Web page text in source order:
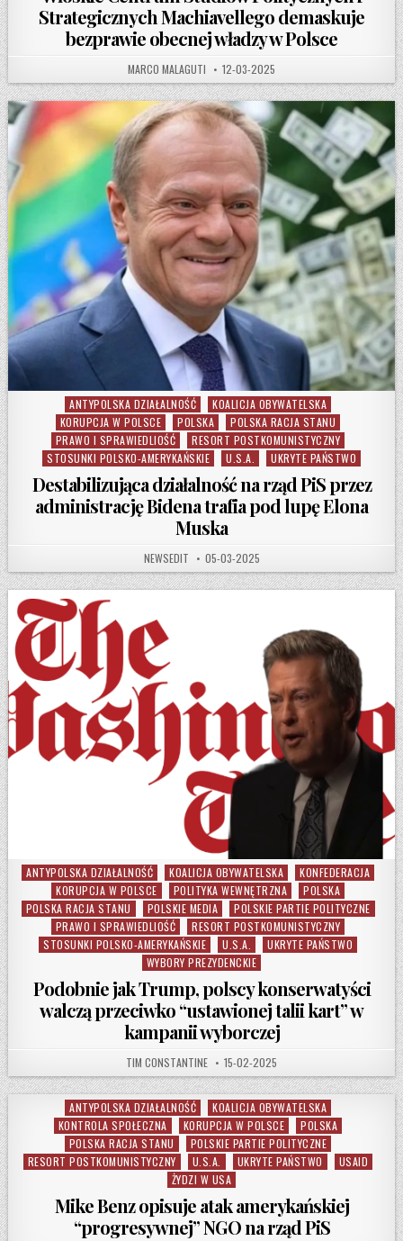
Strategicznych Machiavellego demaskuje
bezprawie obecnej władzy w Polsce
AUTHOR:
MARCO MALAGUTI PUBLISHED DATE:
12-03-2025
Posted in
ANTYPOLSKA DZIAŁALNOŚĆ
KOALICJA OBYWATELSKA
KORUPCJA W POLSCE
POLSKA
POLSKA RACJA STANU
PRAWO I SPRAWIEDLIOŚĆ
RESORT POSTKOMUNISTYCZNY
STOSUNKI POLSKO-AMERYKAŃSKIE
U.S.A. UKRYTE PAŃSTWO
Destabilizująca działalność na rząd PiS przez
administrację Bidena trafia pod lupę Elona
Muska
AUTHOR:
NEWSEDIT PUBLISHED DATE:
05-03-2025
Posted in
ANTYPOLSKA DZIAŁALNOŚĆ KOALICJA OBYWATELSKA
KONFEDERACJA
KORUPCJA W POLSCE
POLITYKA WEWNĘTRZNA
POLSKA
POLSKA RACJA STANU
POLSKIE MEDIA
POLSKIE PARTIE POLITYCZNE
PRAWO I SPRAWIEDLIOŚĆ
RESORT POSTKOMUNISTYCZNY
STOSUNKI POLSKO-AMERYKAŃSKIE
U.S.A.
UKRYTE PAŃSTWO
WYBORY PREZYDENCKIE
Podobnie jak Trump, polscy konserwatyści
walczą przeciwko “ustawionej talii kart” w
kampanii wyborczej
AUTHOR:
TIM CONSTANTINE PUBLISHED DATE:
15-02-2025
Posted in
ANTYPOLSKA DZIAŁALNOŚĆ
KOALICJA OBYWATELSKA
KONTROLA SPOŁECZNA
KORUPCJA W POLSCE
POLSKA
POLSKA RACJA STANU
POLSKIE PARTIE POLITYCZNE
RESORT POSTKOMUNISTYCZNY
U.S.A. UKRYTE PAŃSTWO
USAID
ŻYDZI W USA
Mike Benz opisuje atak amerykańskiej
“progresywnej” NGO na rząd PiS